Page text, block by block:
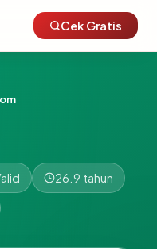
Cek Gratis
26.9 tahun